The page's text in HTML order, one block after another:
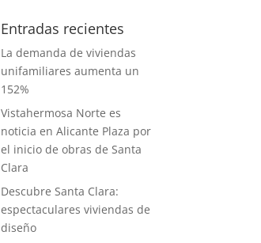
Entradas recientes
La demanda de viviendas
unifamiliares aumenta un
152%
Vistahermosa Norte es
noticia en Alicante Plaza por
el inicio de obras de Santa
Clara
Descubre Santa Clara:
espectaculares viviendas de
diseño